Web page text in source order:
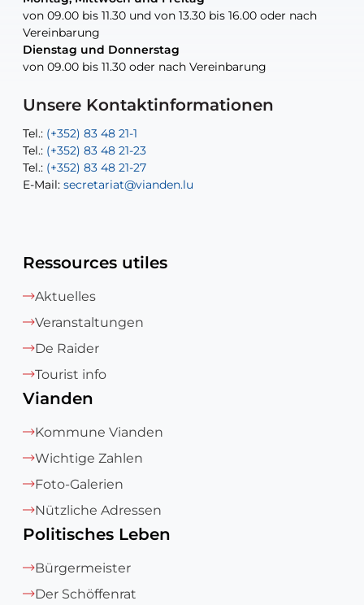
von 09.00 bis 11.30 und von 13.30 bis 16.00 oder nach
Vereinbarung
Dienstag und Donnerstag
von 09.00 bis 11.30 oder nach Vereinbarung
Unsere Kontaktinformationen
Tel.: (+352) 83 48 21-1
Tel.: (+352) 83 48 21-23
Tel.: (+352) 83 48 21-27
E-Mail: secretariat@vianden.lu
von 09.00 bis 11.30 und von 13.30 bis 16.00 oder nach
Vereinbarung
Dienstag und Donnerstag
von 09.00 bis 11.30 oder nach Vereinbarung
Tel.: (+352) 83 48 21-20
Tel.: (+352) 83 48 21-22
E-Mail:sofia.carvalho@vianden.lu
E-Mail: diane.storn@vianden.lu
Tel.: (+352) 83 48 21-24
E-Mail: aisha.abdullah@vianden.lu
E-Mail:jos.cormemans@vianden.lu
Tel.: (+352) 83 48 21-51
E-Mail:atelier@vianden.lu
Ressources utiles
Aktuelles
Veranstaltungen
De Raider
Tourist info
Vianden
Kommune Vianden
Wichtige Zahlen
Foto-Galerien
Nützliche Adressen
Politisches Leben
Bürgermeister
Der Schöffenrat